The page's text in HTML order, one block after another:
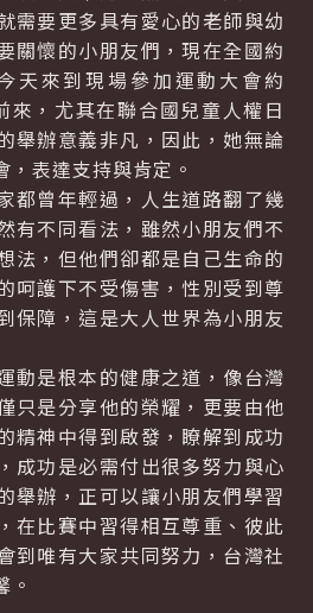
需要更多具有愛心的老師與幼
關懷的小朋友們，現在全國約
天來到現場參加運動大會約
來，尤其在聯合國兒童人權日
舉辦意義非凡，因此，她無論
表達支持與肯定。
曾年輕過，人生道路翻了幾
有不同看法，雖然小朋友們不
法，但他們卻都是自己生命的
呵護下不受傷害，性別受到尊
保障，這是大人世界為小朋友
是根本的健康之道，像台灣
只是分享他的榮耀，更要由他
精神中得到啟發，瞭解到成功
成功是必需付出很多努力與心
舉辦，正可以讓小朋友們學習
在比賽中習得相互尊重、彼此
到唯有大家共同努力，台灣社
。